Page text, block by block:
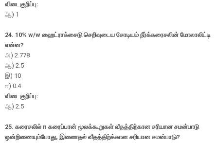
விடைகுறிப்பு:
ஆ) 1
24. 10% w/w ஹைட்ராக்சைடு செறிவுடைய சோடியம் நீர்க்கரைசலின் மோலாலிட்டி
என்ன?
அ) 2.778
ஆ) 2.5
இ) 10
ஈ) 0.4
விடைகுறிப்பு:
ஆ) 2.5
25. கரைசலில் n கரைப்பான் மூலக்கூறுகள் வீதத்திற்கான சரியான சமன்பாடு
ஒன்றிணையும்போது, இணைதல் வீதத்திற்க்கான சரியான சமன்பாடு?